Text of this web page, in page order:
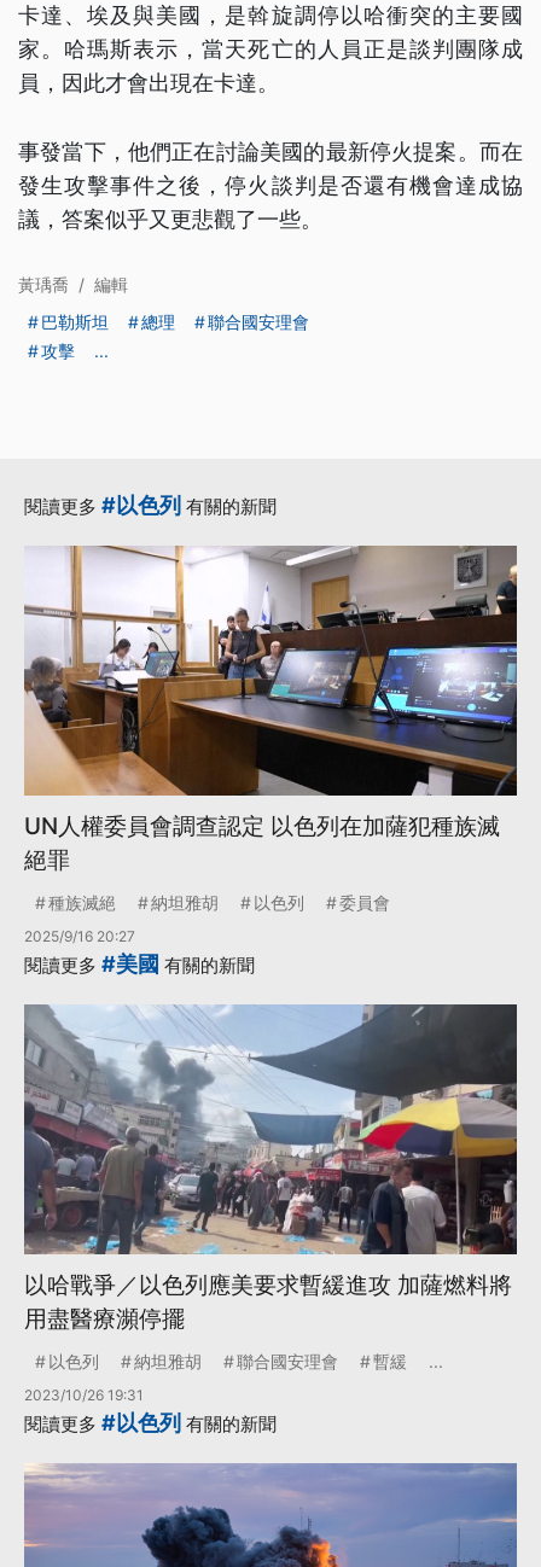
卡達、埃及與美國，是斡旋調停以哈衝突的主要國
家。哈瑪斯表示，當天死亡的人員正是談判團隊成
員，因此才會出現在卡達。
事發當下，他們正在討論美國的最新停火提案。而在
發生攻擊事件之後，停火談判是否還有機會達成協
議，答案似乎又更悲觀了一些。
黃瑀喬 / 編輯
巴勒斯坦
總理
聯合國安理會
攻擊
...
閱讀更多 #以色列 有關的新聞
UN人權委員會調查認定 以色列在加薩犯種族滅
絕罪
種族滅絕 納坦雅胡 以色列 委員會
2025/9/16 20:27
閱讀更多 #美國 有關的新聞
以哈戰爭／以色列應美要求暫緩進攻 加薩燃料將
用盡醫療瀕停擺
以色列 納坦雅胡 聯合國安理會 暫緩 ...
2023/10/26 19:31
閱讀更多 #以色列 有關的新聞